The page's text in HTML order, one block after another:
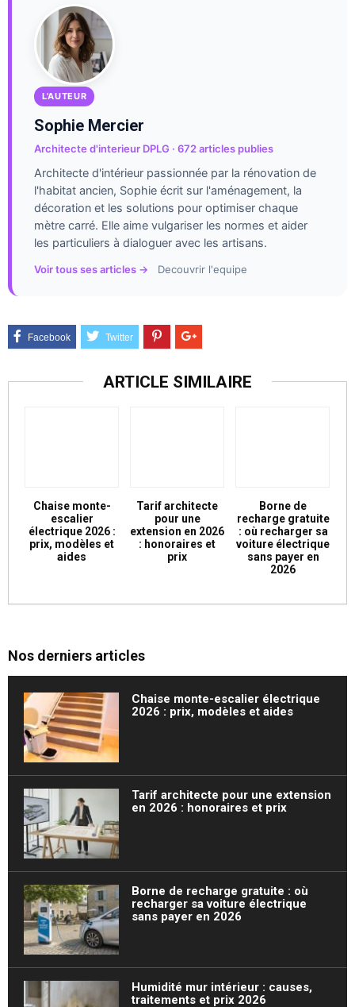
L'AUTEUR
Sophie Mercier
Architecte d'interieur DPLG · 672 articles publies
Architecte d'intérieur passionnée par la rénovation de
l'habitat ancien, Sophie écrit sur l'aménagement, la
décoration et les solutions pour optimiser chaque
mètre carré. Elle aime vulgariser les normes et aider
les particuliers à dialoguer avec les artisans.
Voir tous ses articles → Decouvrir l'equipe
ARTICLE SIMILAIRE
Chaise monte-
escalier
électrique 2026 :
prix, modèles et
aides
Tarif architecte
pour une
extension en 2026
: honoraires et
prix
Borne de
recharge gratuite
: où recharger sa
voiture électrique
sans payer en
2026
Nos derniers articles
Chaise monte-escalier électrique
2026 : prix, modèles et aides
Tarif architecte pour une extension
en 2026 : honoraires et prix
Borne de recharge gratuite : où
recharger sa voiture électrique
sans payer en 2026
Humidité mur intérieur : causes,
traitements et prix 2026